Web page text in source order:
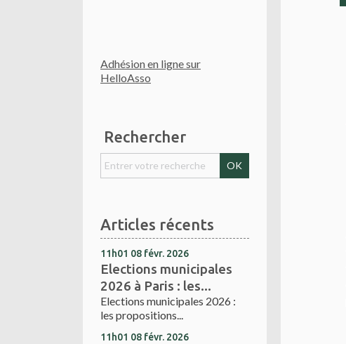
Adhésion en ligne sur
HelloAsso
Rechercher
Articles récents
11h01 08 févr. 2026
Elections municipales
2026 à Paris : les...
Elections municipales 2026 :
les propositions...
11h01 08 févr. 2026